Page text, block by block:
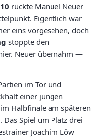
rückte Manuel Neuer
Eigentlich war
eins vorgesehen, doch
stoppte den
Neuer übernahm —
im Tor und
einer jungen
Halbfinale am späteren
Das Spiel um Platz drei
Joachim Löw